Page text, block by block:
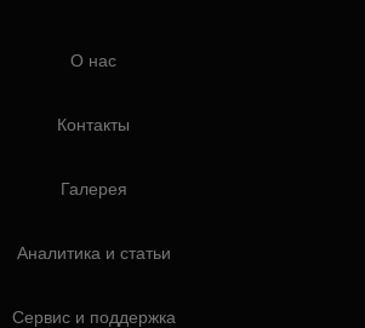
О нас
Контакты
Галерея
Аналитика и статьи
Сервис и поддержка